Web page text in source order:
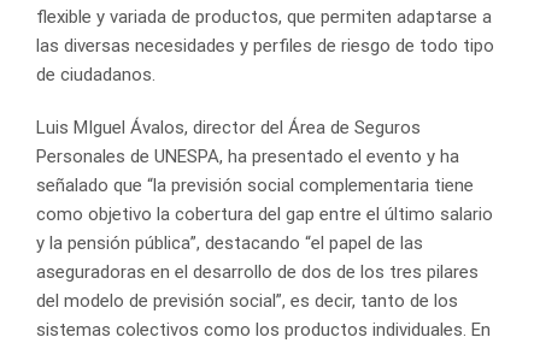
flexible y variada de productos, que permiten adaptarse a
las diversas necesidades y perfiles de riesgo de todo tipo
de ciudadanos.
Luis MIguel Ávalos, director del Área de Seguros
Personales de UNESPA, ha presentado el evento y ha
señalado que “la previsión social complementaria tiene
como objetivo la cobertura del gap entre el último salario
y la pensión pública”, destacando “el papel de las
aseguradoras en el desarrollo de dos de los tres pilares
del modelo de previsión social”, es decir, tanto de los
sistemas colectivos como los productos individuales. En